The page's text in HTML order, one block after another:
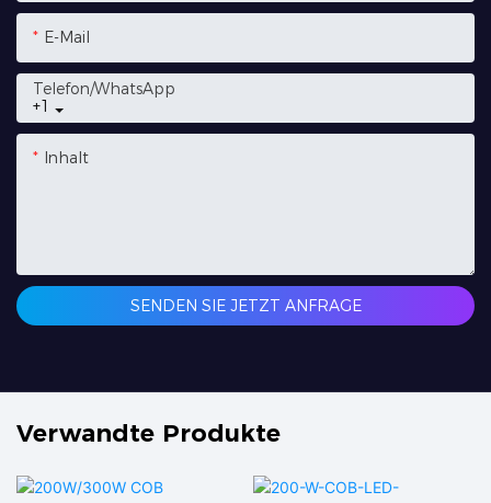
E-Mail
+1
Telefon/WhatsApp
Inhalt
SENDEN SIE JETZT ANFRAGE
Verwandte Produkte